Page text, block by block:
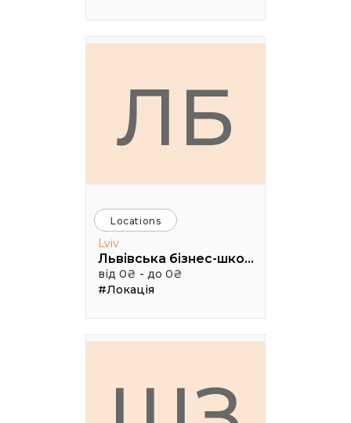
ЛБ
Locations
Lviv
Львівська бізнес-школа УКУ (LvBS)
від 0₴ - до 0₴
#Локація